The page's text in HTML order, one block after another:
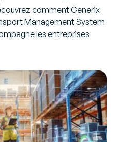
comment Generix
Management System
les entreprises